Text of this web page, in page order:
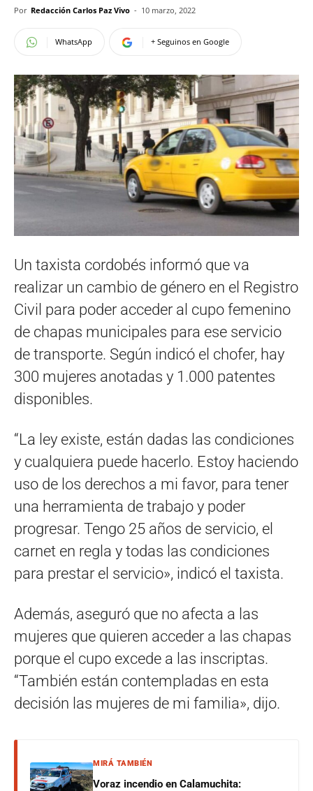
Por Redacción Carlos Paz Vivo - 10 marzo, 2022
WhatsApp + Seguinos en Google
Un taxista cordobés informó que va
realizar un cambio de género en el Registro
Civil para poder acceder al cupo femenino
de chapas municipales para ese servicio
de transporte. Según indicó el chofer, hay
300 mujeres anotadas y 1.000 patentes
disponibles.
“La ley existe, están dadas las condiciones
y cualquiera puede hacerlo. Estoy haciendo
uso de los derechos a mi favor, para tener
una herramienta de trabajo y poder
progresar. Tengo 25 años de servicio, el
carnet en regla y todas las condiciones
para prestar el servicio», indicó el taxista.
Además, aseguró que no afecta a las
mujeres que quieren acceder a las chapas
porque el cupo excede a las inscriptas.
“También están contempladas en esta
decisión las mujeres de mi familia», dijo.
MIRÁ TAMBIÉN
Voraz incendio en Calamuchita: